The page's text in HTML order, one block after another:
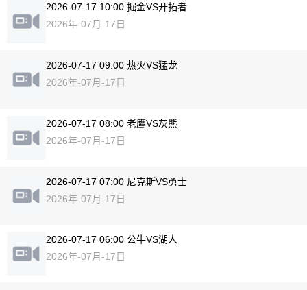
2026-07-17 10:00 掘金VS开拓者
2026年-07月-17日
2026-07-17 09:00 热火VS猛龙
2026年-07月-17日
2026-07-17 08:00 老鹰VS灰熊
2026年-07月-17日
2026-07-17 07:00 尼克斯VS勇士
2026年-07月-17日
2026-07-17 06:00 公牛VS湖人
2026年-07月-17日